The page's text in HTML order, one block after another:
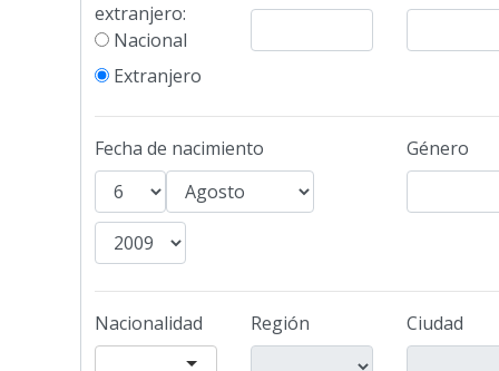
extranjero:
Nacional
Extranjero
Fecha de nacimiento Género
Nacionalidad Región Ciudad